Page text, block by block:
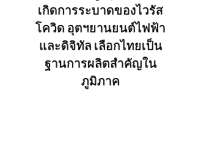
เกิดการระบาดของไวรัส
โควิด อุตฯยานยนต์ไฟฟ้า
และดิจิทัล เลือกไทยเป็น
ฐานการผลิตสำคัญใน
ภูมิภาค